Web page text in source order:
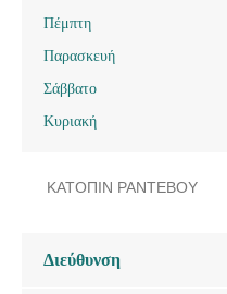
Πέμπτη
Παρασκευή
Σάββατο
Κυριακή
ΚΑΤΟΠΙΝ ΡΑΝΤΕΒΟΥ
Διεύθυνση